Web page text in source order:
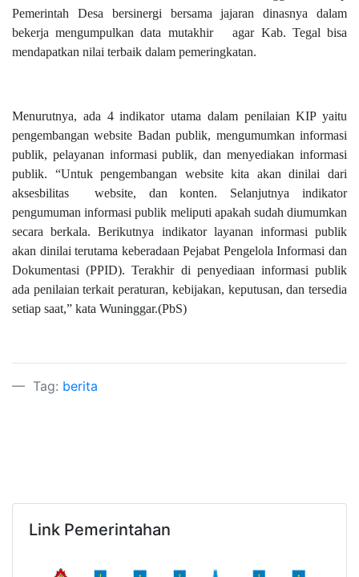
Pemerintah Desa bersinergi bersama jajaran dinasnya dalam
bekerja mengumpulkan data mutakhir
agar Kab. Tegal bisa
mendapatkan nilai terbaik dalam pemeringkatan.
Menurutnya, ada 4 indikator utama dalam penilaian KIP yaitu
pengembangan website Badan publik, mengumumkan informasi
publik, pelayanan informasi publik, dan menyediakan informasi
publik. “Untuk pengembangan website kita akan dinilai dari
aksesbilitas
website, dan konten. Selanjutnya indikator
pengumuman informasi publik meliputi apakah sudah diumumkan
secara berkala. Berikutnya indikator layanan informasi publik
akan dinilai terutama keberadaan Pejabat Pengelola Informasi dan
Dokumentasi (PPID). Terakhir di penyediaan informasi publik
ada penilaian terkait peraturan, kebijakan, keputusan, dan tersedia
setiap saat,” kata Wuninggar.(PbS)
Tag: berita
Link Pemerintahan